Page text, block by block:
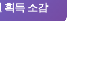
획득 소감